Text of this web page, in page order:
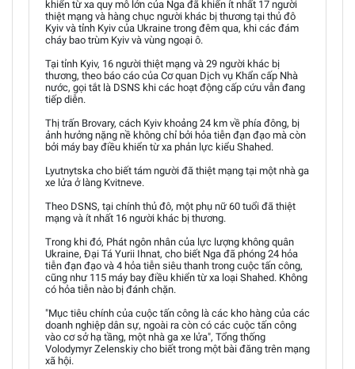
khiển từ xa quy mô lớn của Nga đã khiến ít nhất 17 người
thiệt mạng và hàng chục người khác bị thương tại thủ đô
Kyiv và tỉnh Kyiv của Ukraine trong đêm qua, khi các đám
cháy bao trùm Kyiv và vùng ngoại ô.
Tại tỉnh Kyiv, 16 người thiệt mạng và 29 người khác bị
thương, theo báo cáo của Cơ quan Dịch vụ Khẩn cấp Nhà
nước, gọi tắt là DSNS khi các hoạt động cấp cứu vẫn đang
tiếp diễn.
Thị trấn Brovary, cách Kyiv khoảng 24 km về phía đông, bị
ảnh hưởng nặng nề không chỉ bởi hỏa tiễn đạn đạo mà còn
bởi máy bay điều khiển từ xa phản lực kiểu Shahed.
Lyutnytska cho biết tám người đã thiệt mạng tại một nhà ga
xe lửa ở làng Kvitneve.
Theo DSNS, tại chính thủ đô, một phụ nữ 60 tuổi đã thiệt
mạng và ít nhất 16 người khác bị thương.
Trong khi đó, Phát ngôn nhân của lực lượng không quân
Ukraine, Đại Tá Yurii Ihnat, cho biết Nga đã phóng 24 hỏa
tiễn đạn đạo và 4 hỏa tiễn siêu thanh trong cuộc tấn công,
cũng như 115 máy bay điều khiển từ xa loại Shahed. Không
có hỏa tiễn nào bị đánh chặn.
"Mục tiêu chính của cuộc tấn công là các kho hàng của các
doanh nghiệp dân sự, ngoài ra còn có các cuộc tấn công
vào cơ sở hạ tầng, một nhà ga xe lửa", Tổng thống
Volodymyr Zelenskiy cho biết trong một bài đăng trên mạng
xã hội.